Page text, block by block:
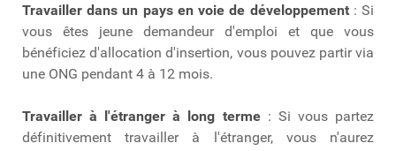
Travailler dans un pays en voie de développement: Si
vous êtes jeune demandeur d'emploi et que vous
bénéficiez d'allocation d'insertion, vous pouvez partir via
une ONG pendant 4 à 12 mois.
Travailler à l'étranger à long terme: Si vous partez
définitivement travailler à l'étranger, vous n'aurez